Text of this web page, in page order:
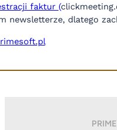
faktur (
newsletterze, dlatego